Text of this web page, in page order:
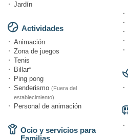
Jardín
Actividades
Animación
Zona de juegos
Tenis
Billar*
Ping pong
Senderismo (Fuera del
establecimiento)
Personal de animación
Ocio y servicios para